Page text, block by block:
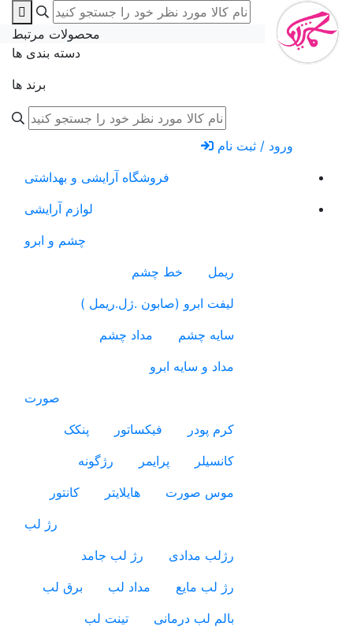
دسته بندی ها
برند ها
محصولات مرتبط
ورود / ثبت نام
فروشگاه آرایشی و بهداشتی
لوازم آرایشی
چشم و ابرو
ریمل
خط چشم
لیفت ابرو (صابون .ژل.ریمل )
سایه چشم
مداد چشم
مداد و سایه ابرو
صورت
کرم پودر
فیکساتور
پنکک
کانسیلر
پرایمر
رژگونه
موس صورت
هایلایتر
کانتور
رژ لب
رژلب مدادی
رژ لب جامد
رژ لب مایع
مداد لب
برق لب
بالم لب درمانی
تینت لب